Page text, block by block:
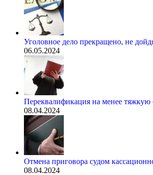
Уголовное дело прекращено, не
06.05.2024
Переквалификация на менее тяжкую
08.04.2024
Отмена приговора судом
08.04.2024